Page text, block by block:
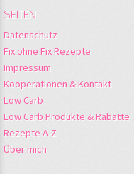
SEITEN
Datenschutz
Fix ohne Fix Rezepte
Impressum
Kooperationen & Kontakt
Low Carb
Low Carb Produkte & Rabatte
Rezepte A-Z
Über mich